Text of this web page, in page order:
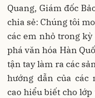
Quang, Giám đốc
chia sẻ: Chúng tôi
các em nhỏ trong
phá văn hóa Hàn
tận tay làm ra các
hướng dẫn của các
cao hiểu biết cho